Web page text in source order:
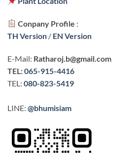
Conpany Profile :
TH Version / EN Version
E-Mail: Ratharoj.b@gmail.com
TEL:065-915-4416
TEL: 080-823-5419
LINE: @bhumisiam